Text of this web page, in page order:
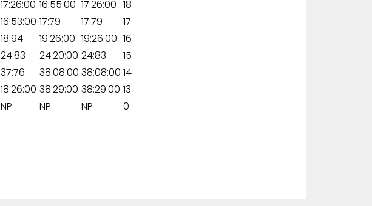
17:26:00 16:55:00 17:26:00 18
16:53:00 17:79 17:79
17
18:94 19:26:00 19:26:00 16
24:83 24:20:00 24:83
15
37:76 38:08:00 38:08:00 14
18:26:00 38:29:00 38:29:00 13
NP NP NP
0